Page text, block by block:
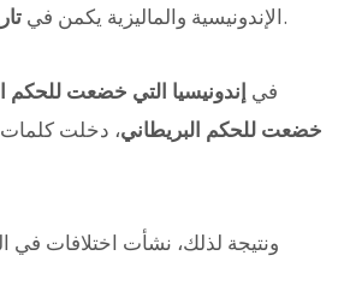
الإندونيسية والماليزية يكمن في.
في إندونيسيا التي خضعت للحكم
خضعت للحكم البريطاني، دخلت
ونتيجة لذلك، نشأت اختلافات في